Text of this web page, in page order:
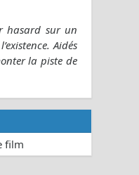
hasard sur un
Aidés
la piste de
film